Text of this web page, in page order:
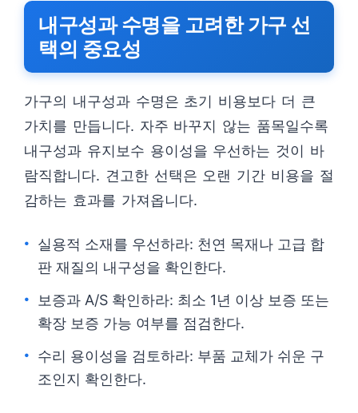
내구성과 수명을 고려한 가구 선
택의 중요성
가구의 내구성과 수명은 초기 비용보다 더 큰
가치를 만듭니다. 자주 바꾸지 않는 품목일수록
내구성과 유지보수 용이성을 우선하는 것이 바
람직합니다. 견고한 선택은 오랜 기간 비용을 절
감하는 효과를 가져옵니다.
실용적 소재를 우선하라: 천연 목재나 고급 합
판 재질의 내구성을 확인한다.
보증과 A/S 확인하라: 최소 1년 이상 보증 또는
확장 보증 가능 여부를 점검한다.
수리 용이성을 검토하라: 부품 교체가 쉬운 구
조인지 확인한다.